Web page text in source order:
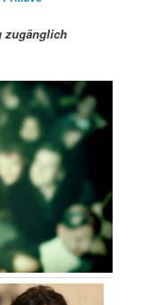
zugänglich